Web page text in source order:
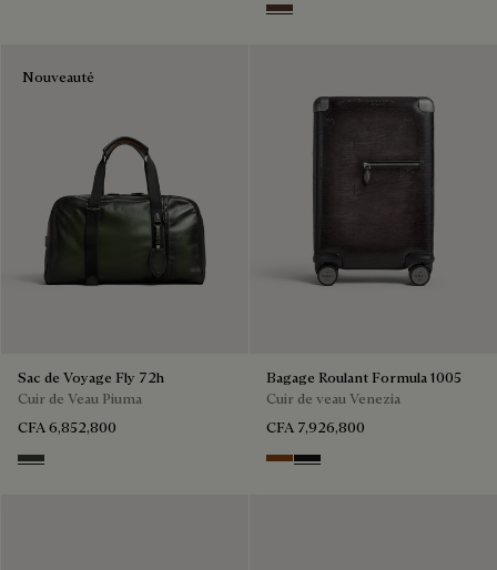
Soft Brown
Nouveauté
Sac de Voyage Fly 72h
Cuir de Veau Piuma
CFA 6,852,800
Smoked Green
Bagage Roulant Formula 1005
Cuir de veau Venezia
CFA 7,926,800
Cacao Intenso
NERO GRIGIO